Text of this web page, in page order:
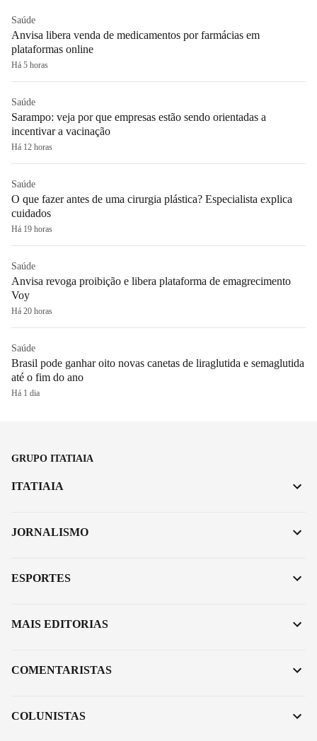
Saúde
Anvisa libera venda de medicamentos por farmácias em
plataformas online
Há 5 horas
Saúde
Sarampo: veja por que empresas estão sendo orientadas a
incentivar a vacinação
Há 12 horas
Saúde
O que fazer antes de uma cirurgia plástica? Especialista explica
cuidados
Há 19 horas
Saúde
Anvisa revoga proibição e libera plataforma de emagrecimento
Voy
Há 20 horas
Saúde
Brasil pode ganhar oito novas canetas de liraglutida e semaglutida
até o fim do ano
Há 1 dia
GRUPO ITATIAIA
ITATIAIA
JORNALISMO
ESPORTES
MAIS EDITORIAS
COMENTARISTAS
COLUNISTAS